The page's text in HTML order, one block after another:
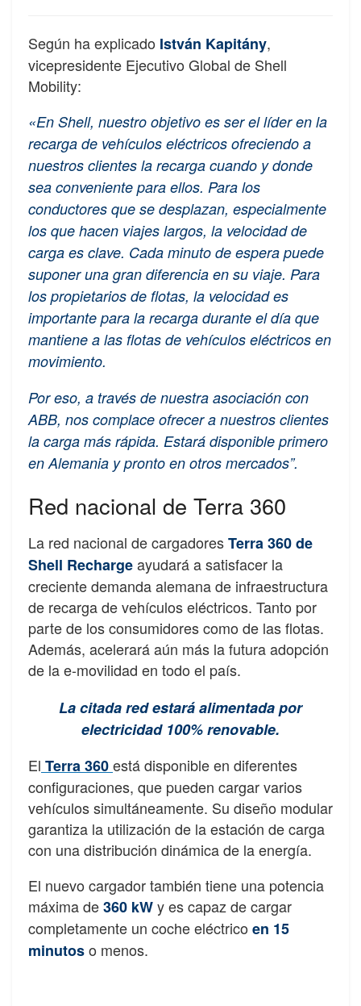
Según ha explicado István Kapitány,
vicepresidente Ejecutivo Global de Shell
Mobility:
«En Shell, nuestro objetivo es ser el líder en la
recarga de vehículos eléctricos ofreciendo a
nuestros clientes la recarga cuando y donde
sea conveniente para ellos. Para los
conductores que se desplazan, especialmente
los que hacen viajes largos, la velocidad de
carga es clave. Cada minuto de espera puede
suponer una gran diferencia en su viaje. Para
los propietarios de flotas, la velocidad es
importante para la recarga durante el día que
mantiene a las flotas de vehículos eléctricos en
movimiento.
Por eso, a través de nuestra asociación con
ABB, nos complace ofrecer a nuestros clientes
la carga más rápida. Estará disponible primero
en Alemania y pronto en otros mercados”.
Red nacional de Terra 360
La red nacional de cargadoresTerra 360 de
Shell Rechargeayudará a satisfacer la
creciente demanda alemana de infraestructura
de recarga de vehículos eléctricos. Tanto por
parte de los consumidores como de las flotas.
Además, acelerará aún más la futura adopción
de la e-movilidad en todo el país.
La citada red estará alimentada por
electricidad 100% renovable.
El Terra 360está disponible en diferentes
configuraciones, que pueden cargar varios
vehículos simultáneamente. Su diseño modular
garantiza la utilización de la estación de carga
con una distribución dinámica de la energía.
El nuevo cargador también tiene una potencia
máxima de360 kWy es capaz de cargar
completamente un coche eléctrico en 15
minutoso menos.